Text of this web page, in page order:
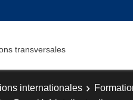
transversales
internationales